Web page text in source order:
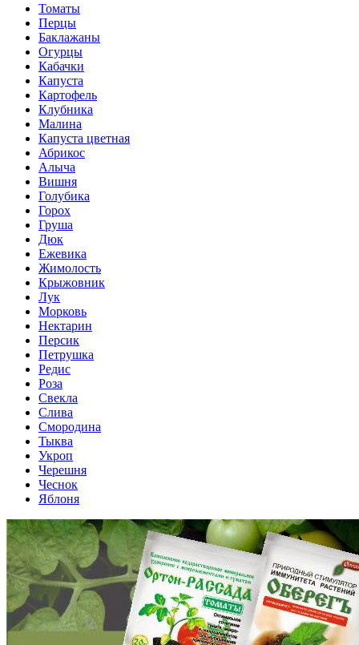
Томаты
Перцы
Баклажаны
Огурцы
Кабачки
Капуста
Картофель
Клубника
Малина
Капуста цветная
Абрикос
Алыча
Вишня
Голубика
Горох
Груша
Дюк
Ежевика
Жимолость
Крыжовник
Лук
Морковь
Нектарин
Персик
Петрушка
Редис
Роза
Свекла
Слива
Смородина
Тыква
Укроп
Черешня
Чеснок
Яблоня